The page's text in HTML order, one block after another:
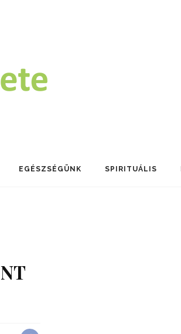
EGÉSZSÉGÜNK SPIRITUÁLIS